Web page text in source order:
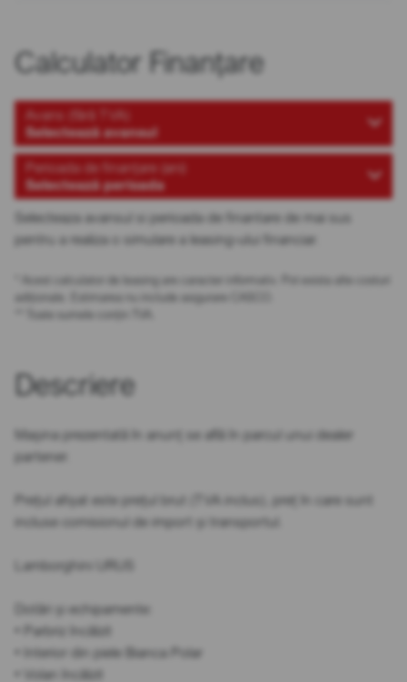
Calculator Finanțare
Avans (fără TVA)
Selectează avansul
Perioada de finanțare (ani)
Selectează perioada
Selecteaza avansul si perioada de finantare de mai sus
pentru a realiza o simulare a leasing-ului financiar.
* Acest calculator de leasing are caracter informativ. Pot exista alte costuri
adiționale. Estimarea nu include asigurare CASCO.
** Toate sumele conțin TVA.
Descriere
Mașina prezentată în anunț se află în parcul unui dealer
partener.
Prețul afișat este prețul brut (TVA inclus), preț în care sunt
incluse comisionul de import și transportul.
Lamborghini URUS
Dotări și echipamente:
• Parbriz încălzit
• Interior din piele Bianca Polar
• Volan încălzit